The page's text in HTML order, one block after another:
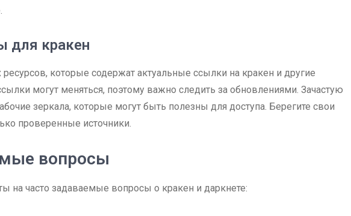
для кракен
которые содержат актуальные ссылки на кракен и другие
могут меняться, поэтому важно следить за обновлениями. Зачастую
зеркала, которые могут быть полезны для доступа. Берегите свои
проверенные источники.
вопросы
на часто задаваемые вопросы о кракен и даркнете: